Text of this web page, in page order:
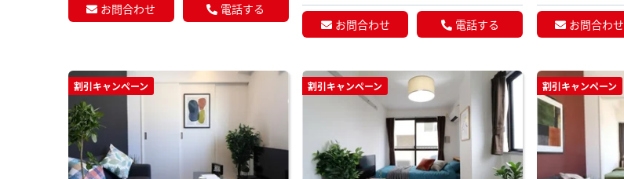
お問合わせ 電話する
お問合わせ 電話する お問合わせ
割引キャンペーン 割引キャンペーン 割引キャンペーン